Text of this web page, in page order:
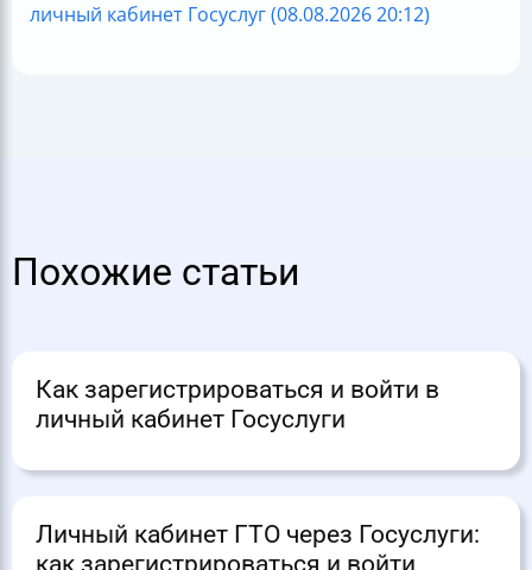
личный кабинет Госуслуг (08.08.2026 20:12)
Похожие статьи
Как зарегистрироваться и войти в
личный кабинет Госуслуги
Личный кабинет ГТО через Госуслуги:
как зарегистрироваться и войти